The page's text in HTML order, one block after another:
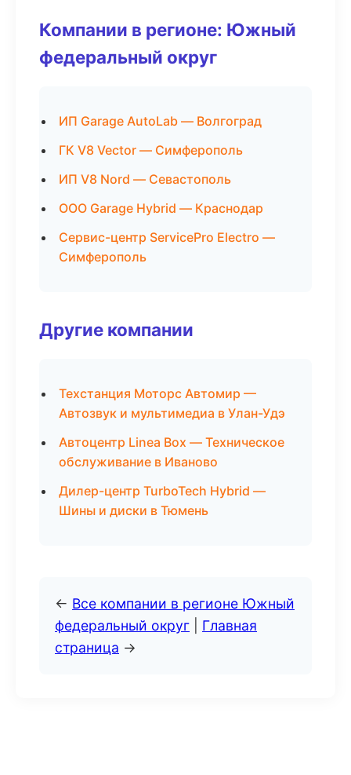
Компании в регионе: Южный
федеральный округ
ИП Garage AutoLab — Волгоград
ГК V8 Vector — Симферополь
ИП V8 Nord — Севастополь
ООО Garage Hybrid — Краснодар
Сервис-центр ServicePro Electro —
Симферополь
Другие компании
Техстанция Моторс Автомир —
Автозвук и мультимедиа в Улан-Удэ
Автоцентр Linea Box — Техническое
обслуживание в Иваново
Дилер-центр TurboTech Hybrid —
Шины и диски в Тюмень
← Все компании в регионе Южный
федеральный округ
Главная
страница →